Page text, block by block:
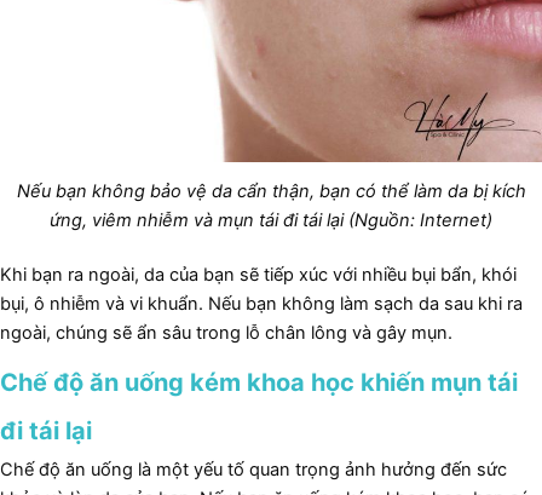
Nếu bạn không bảo vệ da cẩn thận, bạn có thể làm da bị kích
ứng, viêm nhiễm và mụn tái đi tái lại (Nguồn: Internet)
Khi bạn ra ngoài, da của bạn sẽ tiếp xúc với nhiều bụi bẩn, khói
bụi, ô nhiễm và vi khuẩn. Nếu bạn không làm sạch da sau khi ra
ngoài, chúng sẽ ẩn sâu trong lỗ chân lông và gây mụn.
Chế độ ăn uống kém khoa học khiến mụn tái
đi tái lại
Chế độ ăn uống là một yếu tố quan trọng ảnh hưởng đến sức